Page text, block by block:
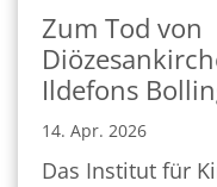
Zum Tod von
Ildefons
14. Apr. 2026
Das Institut für